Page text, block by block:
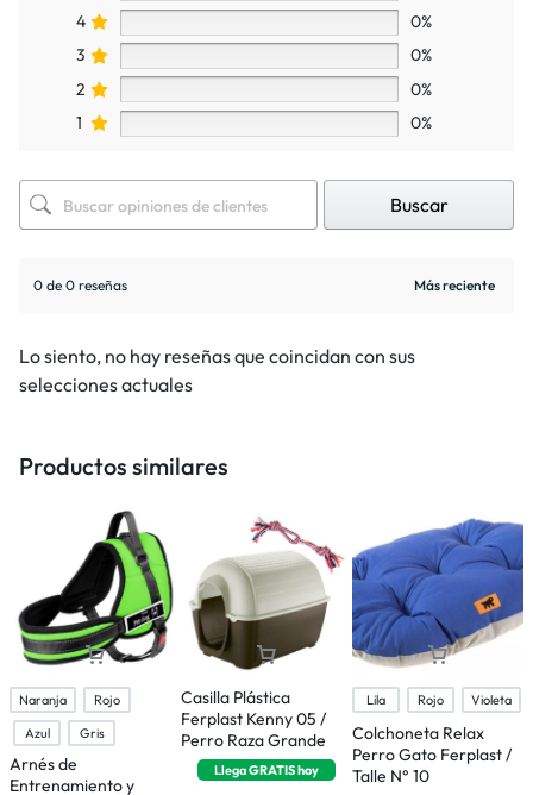
4
0%
3
0%
2
0%
1
0%
Buscar
0 de 0 reseñas
Lo siento, no hay reseñas que coincidan con sus
selecciones actuales
Productos similares
Naranja
Rojo
Azul
Gris
Arnés de
Entrenamiento y
Casilla Plástica
Ferplast Kenny 05 /
Perro Raza Grande
LlegaGRATIShoy
Lila Rojo Violeta
Colchoneta Relax
Perro Gato Ferplast /
Talle N° 10